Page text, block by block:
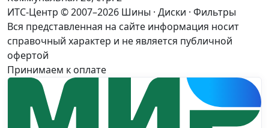
ИТС-Центр © 2007–2026 Шины · Диски · Фильтры
Вся представленная на сайте информация носит
справочный характер и не является публичной
офертой
Принимаем к оплате